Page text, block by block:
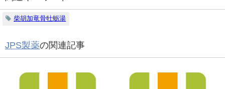
柴胡加竜骨牡蛎湯
JPS製薬の関連記事